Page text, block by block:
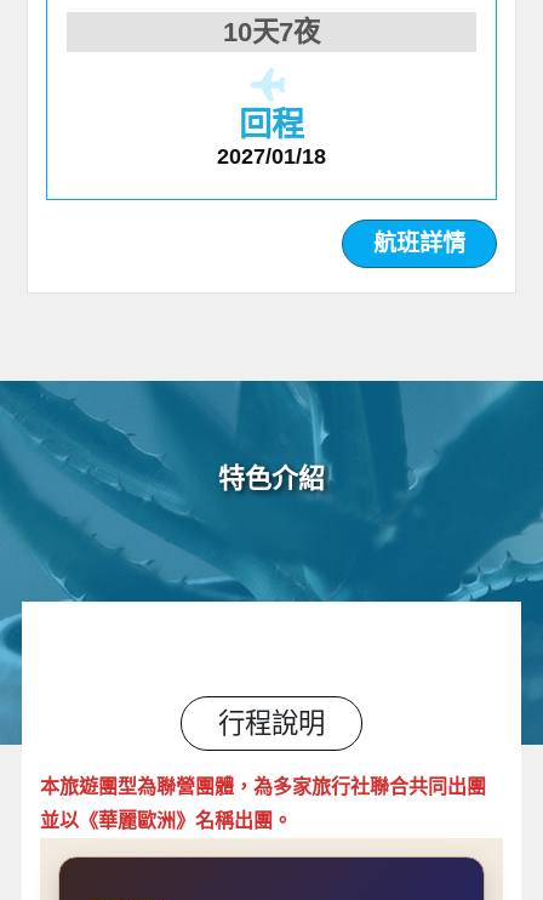
10天7夜
回程
2027/01/18
航班詳情
特色介紹
行程說明
本旅遊團型為聯營團體，為多家旅行社聯合共同出團
並以《華麗歐洲》名稱出團。